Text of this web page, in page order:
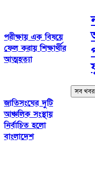
পরীক্ষায় এক বিষয়ে
ফেল করায় শিক্ষার্থীর
আত্মহত্যা
জাতিসংঘের দুটি
আঞ্চলিক সংস্থায়
নির্বাচিত হলো
বাংলাদেশ
সব খবর